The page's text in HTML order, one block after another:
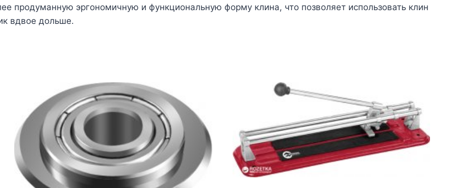
продуманную эргономичную и функциональную форму клина, что позволяет использовать клин
вдвое дольше.